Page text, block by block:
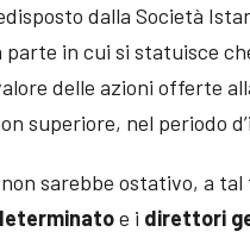
dalla Società
parte in cui sistatuisce
delle azioni offerte
superiore, nel periodo
sarebbe ostativo, a
e i direttori